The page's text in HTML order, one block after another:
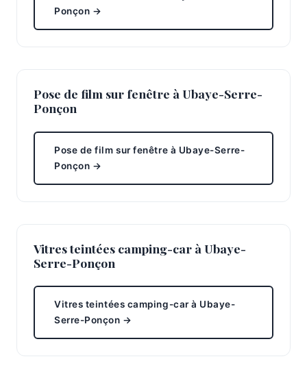
Ponçon →
Pose de film sur fenêtre à Ubaye-Serre-
Ponçon
Pose de film sur fenêtre à Ubaye-Serre-
Ponçon →
Vitres teintées camping-car à Ubaye-
Serre-Ponçon
Vitres teintées camping-car à Ubaye-
Serre-Ponçon →